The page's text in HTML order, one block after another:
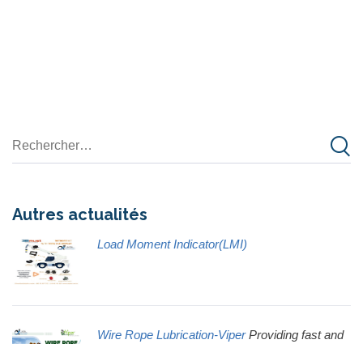
Autres actualités
Load Moment Indicator(LMI)
Wire Rope Lubrication-Viper Providing fast and